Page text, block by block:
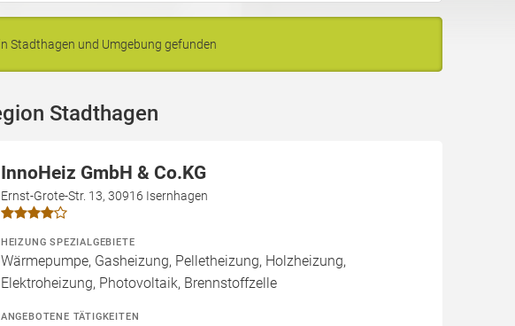
Stadthagen und Umgebung gefunden
Stadthagen
InnoHeiz GmbH & Co.KG
Ernst-Grote-Str. 13, 30916 Isernhagen
HEIZUNG SPEZIALGEBIETE
Wärmepumpe, Gasheizung, Pelletheizung, Holzheizung,
Elektroheizung, Photovoltaik, Brennstoffzelle
ANGEBOTENE TÄTIGKEITEN